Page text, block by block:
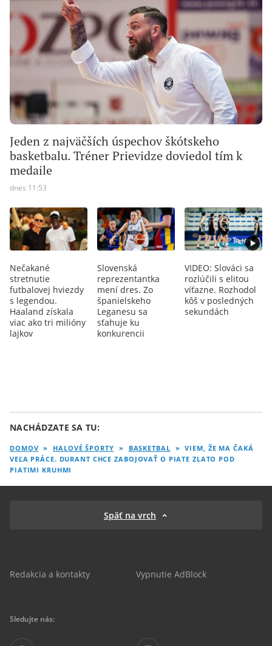
Jeden z najväčších úspechov škótskeho
basketbalu. Tréner Prievidze doviedol tím k
medaile
dnes 11:53
Nečakané
stretnutie
futbalovej hviezdy
s legendou.
Haaland získala
viac ako tri milióny
lajkov
Slovenská
reprezentantka
mení dres. Zo
španielskeho
Leganesu sa
sťahuje ku
konkurencii
VIDEO: Slováci sa
rozlúčili s elitou
víťazne. Rozhodol
kôš v posledných
sekundách
NACHÁDZATE SA TU:
DOMOV » HALOVÉ ŠPORTY » BASKETBAL » VIEM, ŽE MA ČAKÁ
VEĽA PRÁCE. DURANT CHCE ZABOJOVAŤ O PIATE ZLATO POD
PIATIMI KRUHMI
Späť na vrch
Redakcia a kontakty Vypnutie AdBlock
Sledujte nás: